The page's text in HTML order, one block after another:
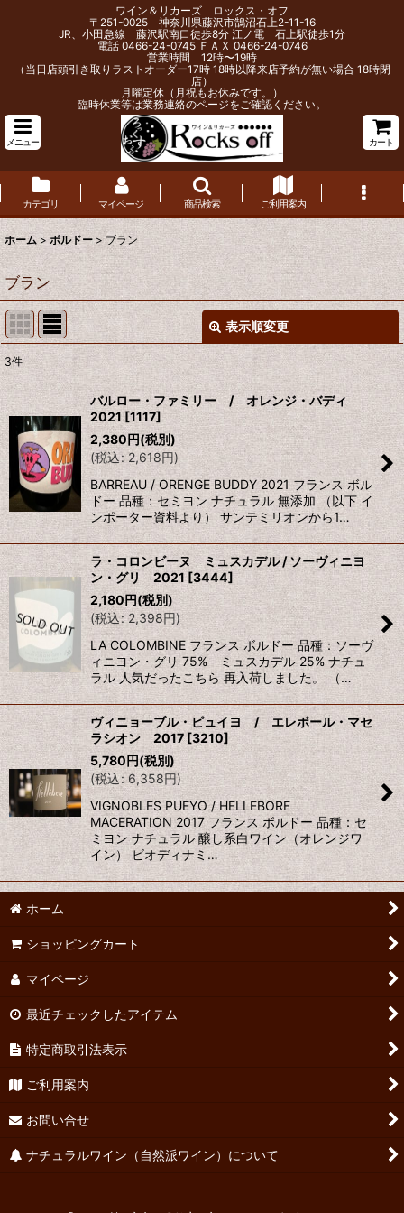
ワイン＆リカーズ ロックス・オフ
〒251-0025 神奈川県藤沢市鵠沼石上2-11-16
JR、小田急線 藤沢駅南口徒歩8分 江ノ電 石上駅徒歩1分
電話 0466-24-0745 ＦＡＸ 0466-24-0746
営業時間 12時〜19時
（当日店頭引き取りラストオーダー17時 18時以降来店予約が無い場合 18時閉
店）
月曜定休（月祝もお休みです。）
臨時休業等は業務連絡のページをご確認ください。
メニュー カート
カテゴリ マイページ 商品検索 ご利用案内
ホーム > ボルドー > ブラン
ブラン
表示順変更
表示数 :
並び順:
絞り込む
3件
バルロー・ファミリー / オレンジ・バディ
2021 [1117]
2,380円(税別)
(税込: 2,618円)
BARREAU / ORENGE BUDDY 2021 フランス ボル
ドー 品種：セミヨン ナチュラル 無添加 （以下 イ
ンポーター資料より） サンテミリオンから1…
ラ・コロンビーヌ ミュスカデル / ソーヴィニヨ
ン・グリ 2021 [3444]
2,180円(税別)
(税込: 2,398円)
LA COLOMBINE フランス ボルドー 品種：ソーヴ
ィニヨン・グリ 75% ミュスカデル 25% ナチュ
ラル 人気だったこちら 再入荷しました。 （…
ヴィニョーブル・ピュイヨ / エレボール・マセ
ラシオン 2017 [3210]
5,780円(税別)
(税込: 6,358円)
VIGNOBLES PUEYO / HELLEBORE
MACERATION 2017 フランス ボルドー 品種：セ
ミヨン ナチュラル 醸し系白ワイン（オレンジワ
イン） ビオディナミ…
ホーム
ショッピングカート
マイページ
最近チェックしたアイテム
特定商取引法表示
ご利用案内
お問い合せ
ナチュラルワイン（自然派ワイン）について